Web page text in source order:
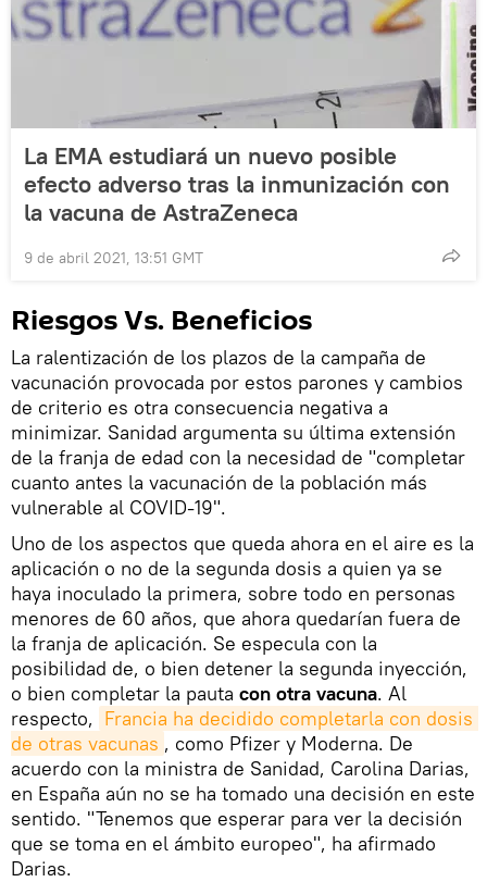
La EMA estudiará un nuevo posible
efecto adverso tras la inmunización con
la vacuna de AstraZeneca
9 de abril 2021, 13:51 GMT
Riesgos Vs. Beneficios
La ralentización de los plazos de la campaña de
vacunación provocada por estos parones y cambios
de criterio es otra consecuencia negativa a
minimizar. Sanidad argumenta su última extensión
de la franja de edad con la necesidad de "completar
cuanto antes la vacunación de la población más
vulnerable al COVID-19".
Uno de los aspectos que queda ahora en el aire es la
aplicación o no de la segunda dosis a quien ya se
haya inoculado la primera, sobre todo en personas
menores de 60 años, que ahora quedarían fuera de
la franja de aplicación. Se especula con la
posibilidad de, o bien detener la segunda inyección,
o bien completar la pauta con otra vacuna. Al
respecto, Francia ha decidido completarla con dosis
de otras vacunas , como Pfizer y Moderna. De
acuerdo con la ministra de Sanidad, Carolina Darias,
en España aún no se ha tomado una decisión en este
sentido. "Tenemos que esperar para ver la decisión
que se toma en el ámbito europeo", ha afirmado
Darias.